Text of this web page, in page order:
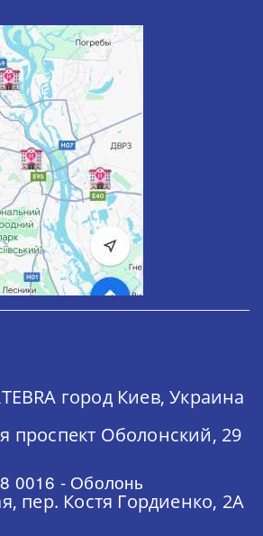
город Киев, Украина
проспект Оболонский, 29
0016 - Оболонь
пер. Костя Гордиенко, 2А